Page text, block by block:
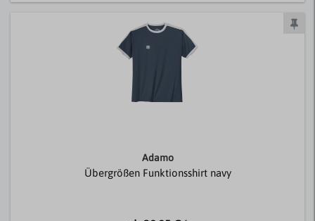
Adamo
Übergrößen Funktionsshirt navy